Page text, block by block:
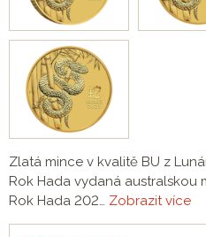
Zlatá mince v kvalitě BU z
Rok Hada vydaná australskou
Rok Hada 202… Zobrazit více